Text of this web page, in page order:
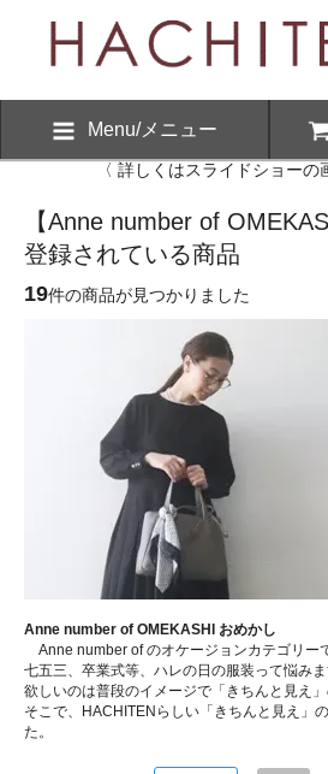
Menu/メニュー
〈 詳しくはスライドショーの
【Anne number of
登録されている商品
19件の商品が見つかりました
Anne number of OMEKASHI おめかし
Anne number of のオケージョンカテゴリー
七五三、卒業式等、ハレの日の服装って悩みま
欲しいのは普段のイメージで「きちんと見え
そこで、HACHITENらしい「きちんと見え」
た。